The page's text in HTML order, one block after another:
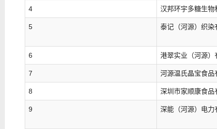
4 汉邦环宇多糖生物
5 泰记（河源）织染
6 港翠实业（河源）
7 河源温氏晶宝食品
8 深圳市家顺康食品
9 深能（河源）电力